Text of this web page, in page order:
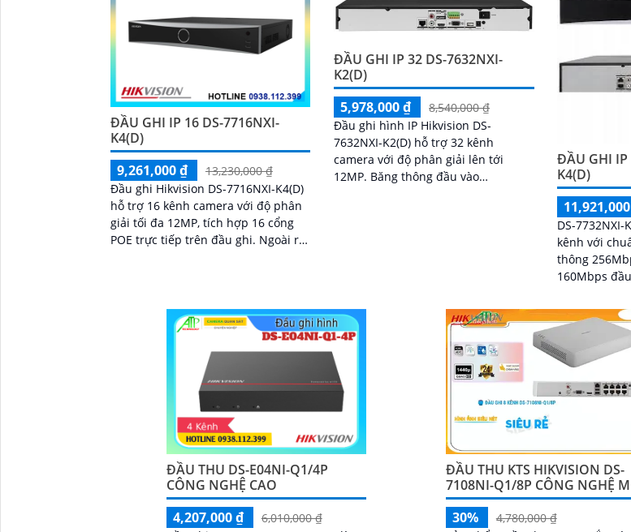
ĐẦU GHI IP 16 DS-7716NXI-
K4(D)
9,261,000 ₫
13,230,000 ₫
Đầu ghi Hikvision DS-7716NXI-K4(D)
hỗ trợ 16 kênh camera với độ phân
giải tối đa 12MP, tích hợp 16 cổng
POE trực tiếp trên đầu ghi. Ngoài ra
diện khuôn mặt thông minh
ĐẦU GHI IP 32 DS-7632NXI-
K2(D)
5,978,000 ₫
8,540,000 ₫
Đầu ghi hình IP Hikvision DS-
7632NXI-K2(D) hỗ trợ 32 kênh
camera với độ phân giải lên tới
12MP. Băng thông đầu vào
ĐẦU GHI IP
K4(D)
DS-7732NXI-
kênh với
thông
160Mbps đầu ra. Lưu trữ
thông minh:
ĐẦU THU DS-E04NI-Q1/4P
CÔNG NGHỆ CAO
4,207,000 ₫
6,010,000 ₫
ĐẦU THU KTS HIKVISION DS-
7108NI-Q1/8P CÔNG NGHỆ
30%
4,780,000 ₫